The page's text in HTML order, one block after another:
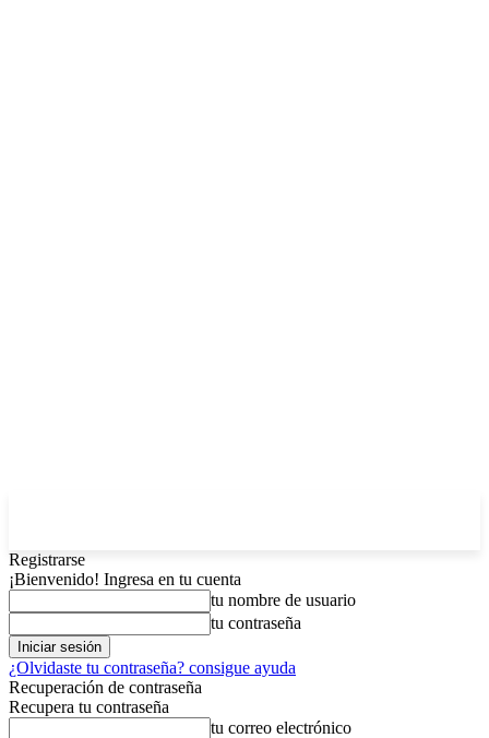
Registrarse
¡Bienvenido! Ingresa en tu cuenta
tu nombre de usuario
tu contraseña
¿Olvidaste tu contraseña? consigue ayuda
Recuperación de contraseña
Recupera tu contraseña
tu correo electrónico